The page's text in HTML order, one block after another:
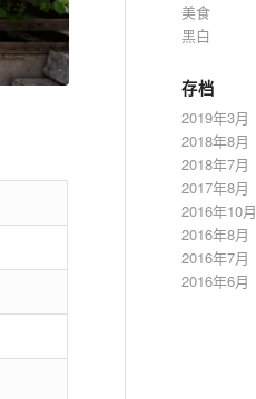
美食
黑白
存档
2019年3月
2018年8月
2018年7月
2017年8月
2016年10月
2016年8月
2016年7月
2016年6月